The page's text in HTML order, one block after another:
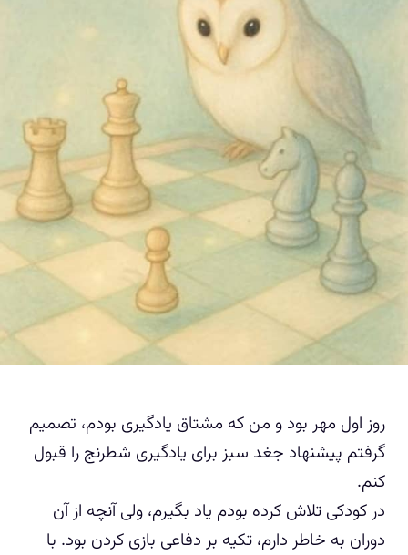
روز اول مهر بود و من که مشتاق یادگیری بودم، تصمیم
گرفتم پیشنهاد جغد سبز برای یادگیری شطرنج را قبول
کنم.
در کودکی تلاش کرده بودم یاد بگیرم، ولی آنچه از آن
دوران به خاطر دارم، تکیه بر دفاعی بازی کردن بود. با